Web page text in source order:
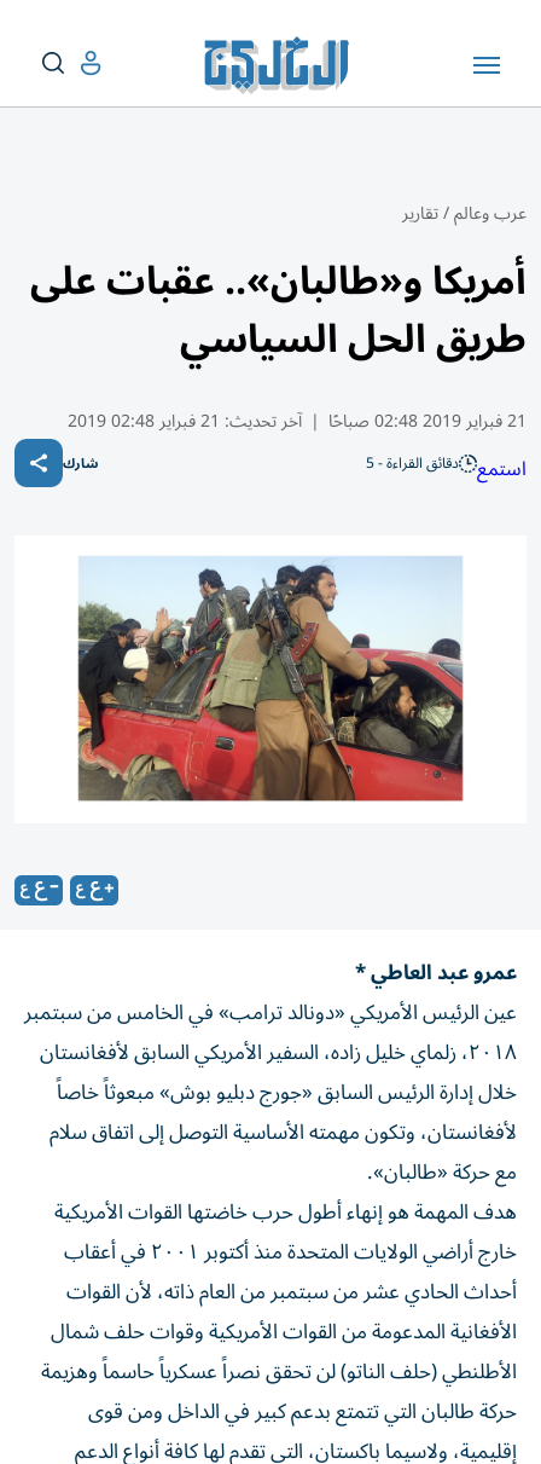
عرب وعالم/تقارير
أمريكا و«طالبان».. عقبات على
طريق الحل السياسي
21 فبراير 2019 02:48 صباحًا | آخر تحديث: 21 فبراير 02:48 2019
استمع دقائق القراءة - 5 شارك
عمرو عبد العاطي *
عين الرئيس الأمريكي «دونالد ترامب» في الخامس من سبتمبر
٢٠١٨، زلماي خليل زاده، السفير الأمريكي السابق لأفغانستان
خلال إدارة الرئيس السابق «جورج دبليو بوش» مبعوثاً خاصاً
لأفغانستان، وتكون مهمته الأساسية التوصل إلى اتفاق سلام
مع حركة «طالبان».
هدف المهمة هو إنهاء أطول حرب خاضتها القوات الأمريكية
خارج أراضي الولايات المتحدة منذ أكتوبر ٢٠٠١ في أعقاب
أحداث الحادي عشر من سبتمبر من العام ذاته، لأن القوات
الأفغانية المدعومة من القوات الأمريكية وقوات حلف شمال
الأطلنطي (حلف الناتو) لن تحقق نصراً عسكرياً حاسماً وهزيمة
حركة طالبان التي تتمتع بدعم كبير في الداخل ومن قوى
إقليمية، ولاسيما باكستان، التي تقدم لها كافة أنواع الدعم